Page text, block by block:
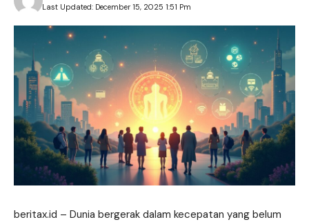
Last Updated: December 15, 2025 1:51 Pm
beritax.id – Dunia bergerak dalam kecepatan yang belum